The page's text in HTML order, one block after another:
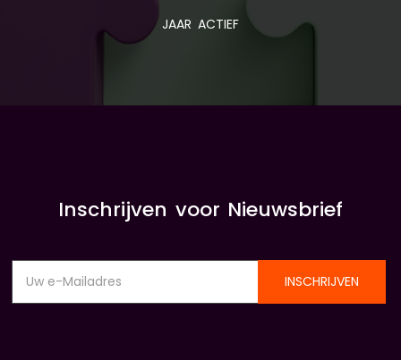
JAAR ACTIEF
Inschrijven voor Nieuwsbrief
INSCHRIJVEN